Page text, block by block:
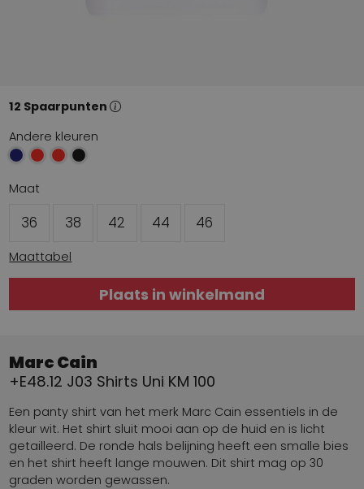
12 Spaarpunten
Andere kleuren
Maat
36 38 42 44 46
Maattabel
Plaats in winkelmand
Marc Cain
+E48.12 J03 Shirts Uni KM 100
Een panty shirt van het merk Marc Cain essentiels in de
kleur wit. Het shirt sluit mooi aan op de huid en is licht
getailleerd. De ronde hals belijning heeft een smalle bies
en het shirt heeft lange mouwen. Dit shirt mag op 30
graden worden gewassen.